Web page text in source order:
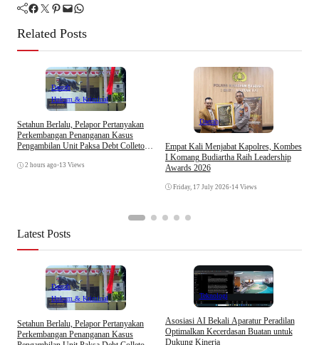
Facebook Twitter Pinterest Mail WhatsApp
Related Posts
Daerah
Hukum & Kriminal
Setahun Berlalu, Pelapor Pertanyakan
Perkembangan Penanganan Kasus
Pengambilan Unit Paksa Debt Colletor
2 hours ago •13 Views
Daerah
Empat Kali Menjabat Kapolres, Kombes
I Komang Budiartha Raih Leadership
Awards 2026
Friday, 17 July 2026•14 Views
Latest Posts
Daerah
Hukum & Kriminal
Setahun Berlalu, Pelapor Pertanyakan
Perkembangan Penanganan Kasus
Teknologi
Asosiasi AI Bekali Aparatur Peradilan
Optimalkan Kecerdasan Buatan untuk
Dukung Kinerja